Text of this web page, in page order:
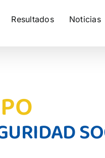
Resultados Noticias